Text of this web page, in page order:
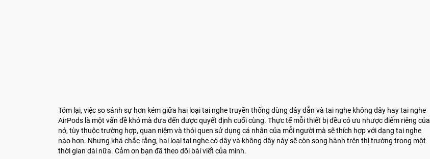
thời gian dài nữa. Cảm ơn bạn đã theo dõi bài viết của mình.
Techhouse Store – Uy tín tạo niềm tin
Fanpage:Techhouse Store
Tiktok:Hóng Táo Cắn Dở
Hotline: 084.630.0000